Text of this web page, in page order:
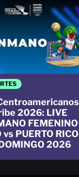
2026: LIVE
FEMENINO
vs PUERTO RICO
2026